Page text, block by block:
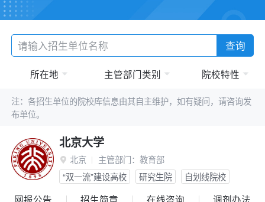
查询
所在地 主管部门类别 院校特性
注：各招生单位的院校库信息由其自主维护，如有疑问，请咨询发
布单位。
北京大学
 北京 主管部门： 教育部
“双一流”建设高校
研究生院 自划线院校
网报公告 招生简章 在线咨询 调剂办法